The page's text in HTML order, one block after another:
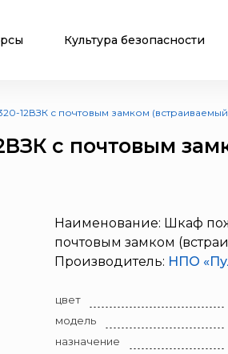
Культура безопасности
12ВЗК с почтовым замком
с почтовым
Наименование: Шкаф
почтовым замком
Производитель: НПО
цвет
модель
назначение